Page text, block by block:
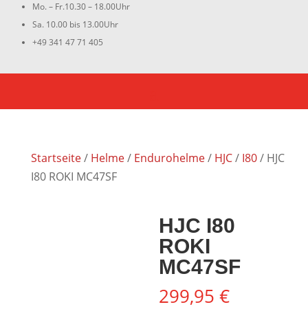
Mo. – Fr.10.30 – 18.00Uhr
Sa. 10.00 bis 13.00Uhr
+49 341 47 71 405
Startseite/ Helme/ Endurohelme/ HJC/ I80/ HJC
I80 ROKI MC47SF
HJC I80
ROKI
MC47SF
299,95€